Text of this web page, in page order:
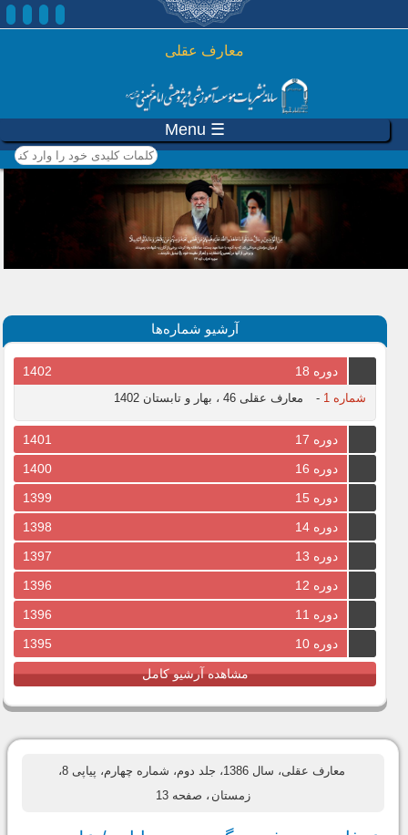
رفتن به محتوای اصلی
معارف عقلی
☰ Menu
کلمات کلیدی خود را وارد
کنید
آرشیو شماره‌ها
دوره 18 1402
شماره 1 - معارف عقلی 46 ، بهار و تابستان 1402
دوره 17
1401
دوره 16
1400
دوره 15
1399
دوره 14
1398
دوره 13
1397
دوره 12
1396
دوره 11
1396
دوره 10
1395
مشاهده آرشیو کامل
معارف عقلی، سال 1386، جلد دوم، شماره چهارم، پیاپی 8،
زمستان ، صفحه 13